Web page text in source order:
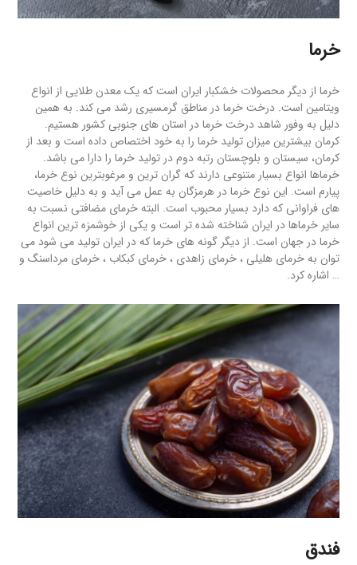
خرما
خرما از دیگر محصولات خشکبار ایران است که یک معدن طلایی از انواع
ویتامین است. درخت خرما در مناطق گرمسیری رشد می کند. به همین
دلیل به وفور شاهد درخت خرما در استان های جنوبی کشور هستیم.
کرمان بیشترین میزان تولید خرما را به خود اختصاص داده است و بعد از
کرمان، سیستان و بلوچستان رتبه دوم در تولید خرما را دارا می باشد.
خرماها انواع بسیار متنوعی دارند که گران ترین و مرغوب‎ترین نوع خرما،
پیارم است. این نوع خرما در هرمزگان به عمل می آید و به دلیل خاصیت
های فراوانی که دارد بسیار محبوب است. البته خرمای مضافتی نسبت به
سایر خرماها در ایران شناخته شده تر است و یکی از خوشمزه ترین انواع
خرما در جهان است. از دیگر گونه های خرما که در ایران تولید می شود می
توان به خرمای هلیلی ، خرمای زاهدی ، خرمای کبکاب ، خرمای مرداسنگ و
… اشاره کرد.
فندق